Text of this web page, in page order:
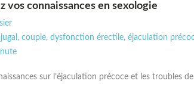
vos connaissances en sexologie
, couple, dysfonction érectile, éjaculation
sur l’éjaculation précoce et les troubles